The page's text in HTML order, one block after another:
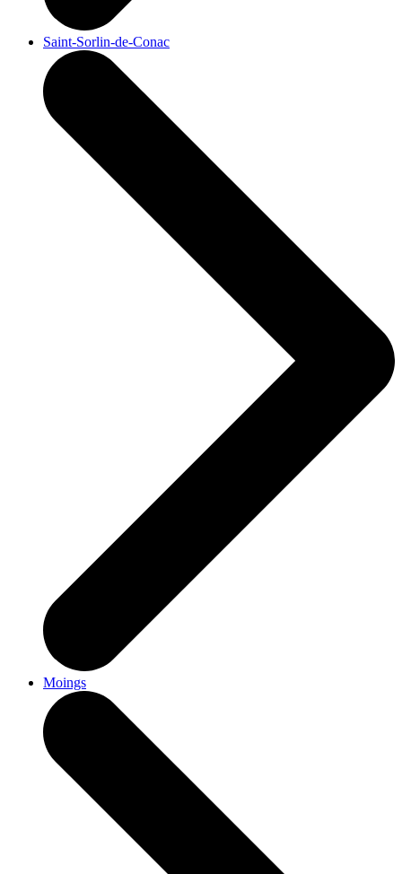
Saint-Sorlin-de-Conac
Moings